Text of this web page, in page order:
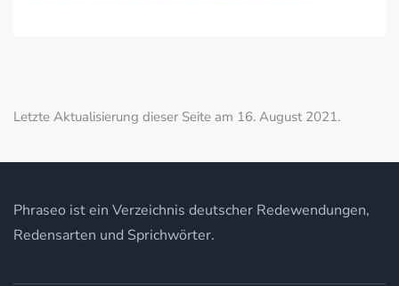
Letzte Aktualisierung dieser Seite am 16. August 2021.
Phraseo ist ein Verzeichnis deutscher Redewendungen,
Redensarten und Sprichwörter.